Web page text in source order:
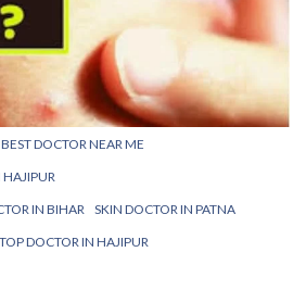
BEST DOCTOR NEAR ME
IN BIHAR SKIN DOCTOR IN PATNA
TOP DOCTOR IN HAJIPUR